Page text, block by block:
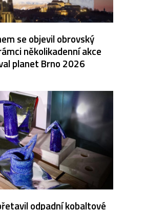
se objevil obrovský
několikadenní akce
planet Brno 2026
odpadní kobaltové